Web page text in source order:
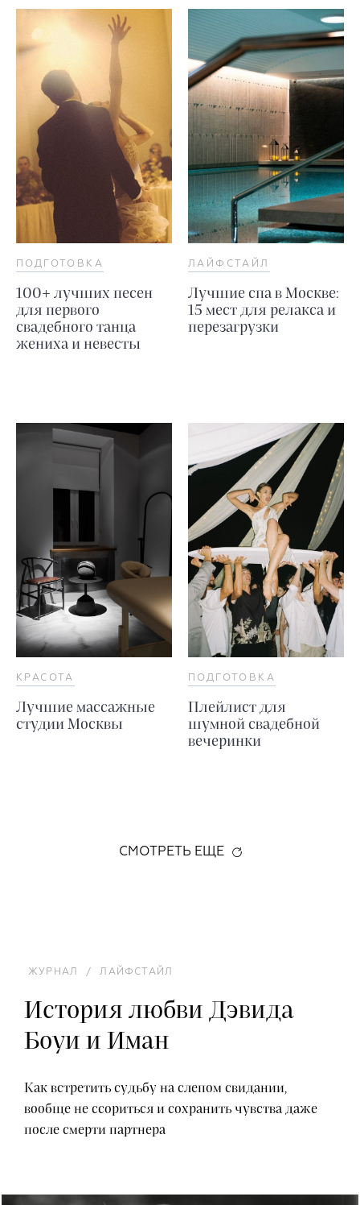
ПОДГОТОВКА
100+ лучших песен
для первого
свадебного танца
жениха и невесты
ЛАЙФСТАЙЛ
Лучшие спа в Москве:
15 мест для релакса и
перезагрузки
КРАСОТА
Лучшие массажные
студии Москвы
ПОДГОТОВКА
Плейлист для
шумной свадебной
вечеринки
СМОТРЕТЬ ЕЩЕ
ЖУРНАЛ / ЛАЙФСТАЙЛ
История любви Дэвида
Боуи и Иман
Как встретить судьбу на слепом свидании,
вообще не ссориться и сохранить чувства даже
после смерти партнера